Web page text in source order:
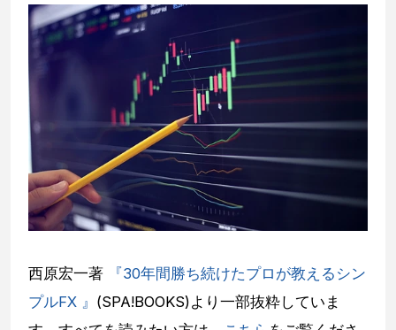
西原宏一著
『30年間勝ち続けたプロが教えるシン
プルFX 』 (SPA!BOOKS)より一部抜粋していま